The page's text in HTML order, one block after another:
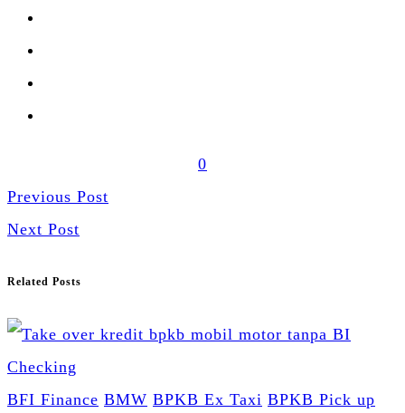
0
Previous Post
Next Post
Related Posts
BFI Finance BMW BPKB Ex Taxi BPKB Pick up